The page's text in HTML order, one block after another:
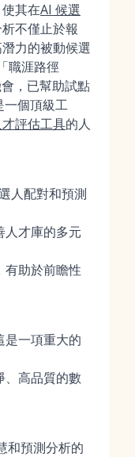
其在AI 候選
不僅止於報
力的被動候選
職涯路徑
，已幫助試點
一個頂級工
才評估工具的人
人配對和預測
人才庫的多元
有助於前瞻性
是一項重大的
、高品質的數
和預測分析的